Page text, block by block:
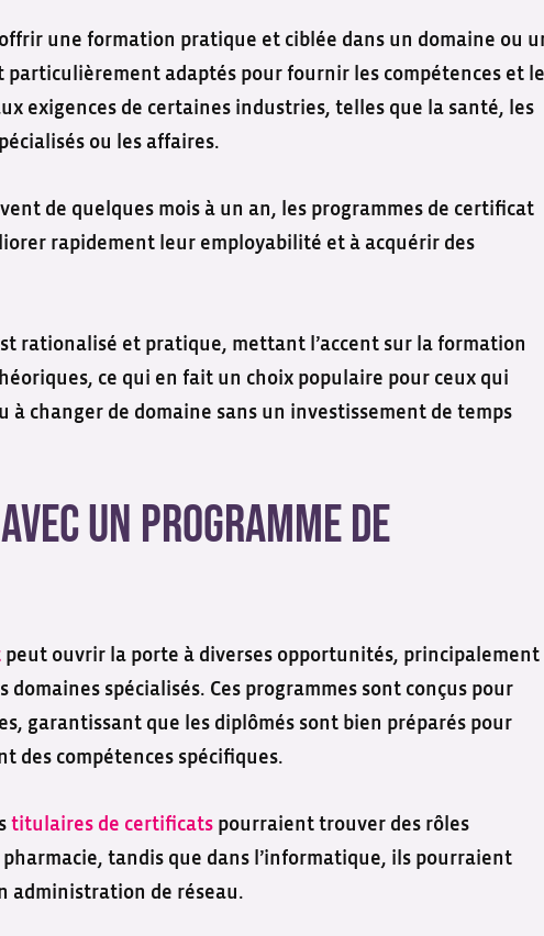
une formation pratique et ciblée dans un domaine ou
particulièrement adaptés pour fournir les compétences et
exigences de certaines industries, telles que la santé, les
ou les affaires.
de quelques mois à un an, les programmes de certificat
rapidement leur employabilité et à acquérir des
rationalisé et pratique, mettant l’accent sur la formation
ce qui en fait un choix populaire pour ceux qui
changer de domaine sans un investissement de temps
un programme de
peut ouvrir la porte à diverses opportunités, principalement
domaines spécialisés. Ces programmes sont conçus pour
garantissant que les diplômés sont bien préparés pour
des compétences spécifiques.
titulaires de certificats pourraient trouver des rôles
tandis que dans l’informatique, ils pourraient
administration de réseau.